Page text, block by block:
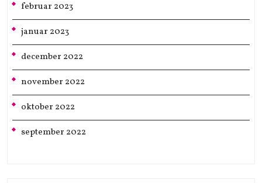
februar 2023
januar 2023
december 2022
november 2022
oktober 2022
september 2022